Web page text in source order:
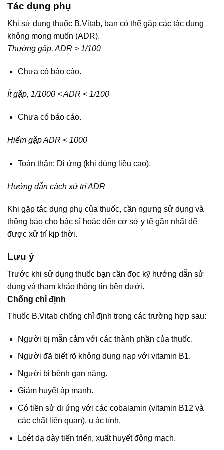
Tác dụng phụ
Khi sử dụng thuốc B.Vitab, bạn có thể gặp các tác dụng
không mong muốn (ADR).
Thường gặp, ADR > 1/100
Chưa có báo cáo.
Ít gặp, 1/1000 < ADR < 1/100
Chưa có báo cáo.
Hiếm gặp ADR < 1000
Toàn thân: Dị ứng (khi dùng liều cao).
Hướng dẫn cách xử trí ADR
Khi gặp tác dụng phụ của thuốc, cần ngưng sử dụng và
thông báo cho bác sĩ hoặc đến cơ sở y tế gần nhất để
được xử trí kịp thời.
Lưu ý
Trước khi sử dụng thuốc bạn cần đọc kỹ hướng dẫn sử
dụng và tham khảo thông tin bên dưới.
Chống chỉ định
Thuốc B.Vitab chống chỉ định trong các trường hợp sau:
Người bị mẫn cảm với các thành phần của thuốc.
Người đã biết rõ không dung nạp với vitamin B1.
Người bị bệnh gan nặng.
Giảm huyết áp mạnh.
Có tiền sử di ứng với các cobalamin (vitamin B12 và
các chất liên quan), u ác tính.
Loét dạ dày tiến triển, xuất huyết động mạch.